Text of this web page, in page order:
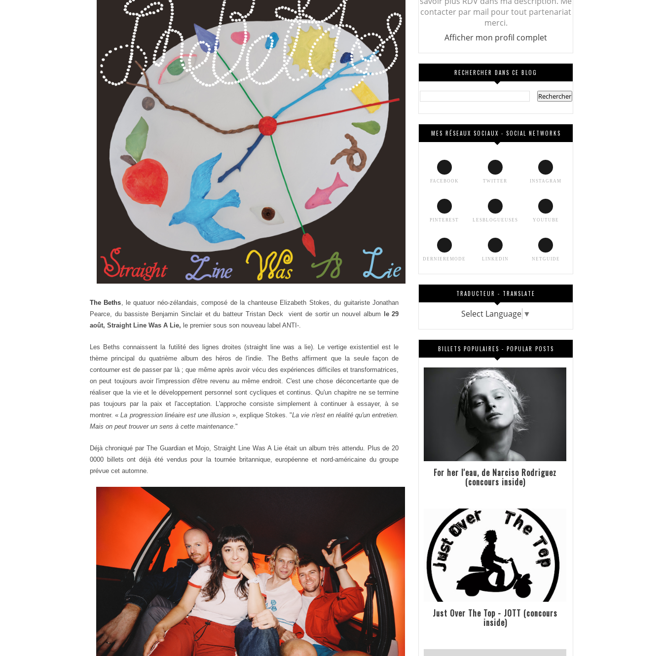
The Beths, le quatuor néo-zélandais, composé de la chanteuse Elizabeth Stokes, du guitariste Jonathan
Pearce, du bassiste Benjamin Sinclair et du batteur Tristan Deck
vient de sortir un nouvel album
le 29
août, Straight Line Was A Lie, le premier sous son nouveau label ANTI-.
Les Beths connaissent la futilité des lignes droites (straight line was a lie). Le vertige existentiel est le
thème principal du quatrième album des héros de l'indie. The Beths affirment que la seule façon de
contourner est de passer par là ; que même après avoir vécu des expériences difficiles et transformatrices,
on peut toujours avoir l'impression d'être revenu au même endroit. C'est une chose déconcertante que de
réaliser que la vie et le développement personnel sont cycliques et continus. Qu'un chapitre ne se termine
pas toujours par la paix et l'acceptation. L'approche consiste simplement à continuer à essayer, à se
montrer. «La progression linéaire est une illusion », explique Stokes. "La vie n'est en réalité qu'un entretien.
Mais on peut trouver un sens à cette maintenance."
Déjà chroniqué par The Guardian et Mojo, Straight Line Was A Lie était un album très attendu. Plus de 20
0000 billets ont déjà été vendus pour la tournée britannique, européenne et nord-américaine du groupe
prévue cet automne.
contacter par mail pour tout partenariat
merci.
Afficher mon profil complet
RECHERCHER DANS CE BLOG
MES RÉSEAUX SOCIAUX - SOCIAL NETWORKS
FACEBOOK TWITTER INSTAGRAM
PINTEREST LESBLOGUEUSES YOUTUBE
DERNIEREMODE LINKEDIN NETGUIDE
TRADUCTEUR - TRANSLATE
Select Language ▼
BILLETS POPULAIRES - POPULAR POSTS
For her l'eau, de Narciso Rodriguez
(concours inside)
Just Over The Top - JOTT (concours
inside)